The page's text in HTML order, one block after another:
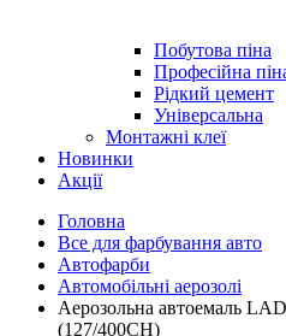
Побутова піна
Професійна
Рідкий цемент
Універсальна
Монтажні клеї
Новинки
Акції
Головна
Все для фарбування авто
Автофарби
Автомобільні аерозолі
Аерозольна автоемаль
(127/400CH)